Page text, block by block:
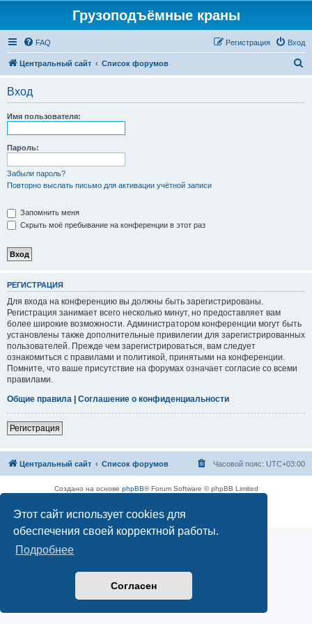
Этот сайт использует cookies для
обеспечения своей корректной работы.
Подробнее
Согласен
Грузоподъёмные краны
FAQ Вход
Регистрация
Центральный сайт Список форумов
Вход
Имя пользователя:
Пароль:
Забыли пароль?
Повторно выслать письмо для активации учётной записи
Запомнить меня
Скрыть моё пребывание на конференции в этот раз
РЕГИСТРАЦИЯ
Для входа на конференцию вы должны быть зарегистрированы.
Регистрация занимает всего несколько минут, но предоставляет вам
более широкие возможности. Администратором конференции могут быть
установлены также дополнительные привилегии для зарегистрированных
пользователей. Прежде чем зарегистрироваться, вам следует
ознакомиться с правилами и политикой, принятыми на конференции.
Помните, что ваше присутствие на форумах означает согласие со всеми
правилами.
Общие правила | Соглашение о конфиденциальности
Регистрация
Центральный сайт Список форумов Часовой пояс: UTC+03:00
Создано на основе phpBB® Forum Software © phpBB Limited
Конфиденциальность|Правила